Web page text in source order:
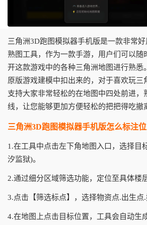
三角洲3D跑图模拟器手机版是一款非常
熟图工具，作为一款手游，用户们可以随
开这款游戏中的各种三角洲地图进行熟悉
原版游戏建模中扣出来的，对于喜欢玩三
支持大家非常轻松的在地图中四处前进，
线，让您能够更加方便轻松的把把得吃撤
三角洲3D跑图模拟器手机版怎么标注
1.在工具中点击左下角地图入口，选择目
汐监狱)。
2.通过细分区域筛选功能，定位至具体楼
3.点击【筛选标点】，选择物资点.出生点.
4.在地图上点击目标位置，工具会自动生